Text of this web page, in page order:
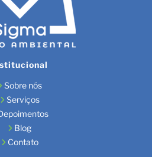
Sobre nós
Serviços
Blog
Contato